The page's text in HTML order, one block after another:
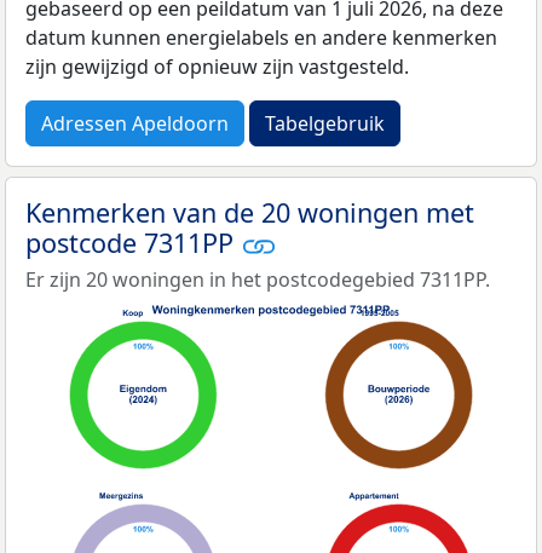
gebaseerd op een peildatum van 1 juli 2026, na deze
datum kunnen energielabels en andere kenmerken
zijn gewijzigd of opnieuw zijn vastgesteld.
Adressen Apeldoorn Tabelgebruik
Kenmerken van de 20 woningen met
postcode 7311PP
Er zijn 20 woningen in het postcodegebied 7311PP.